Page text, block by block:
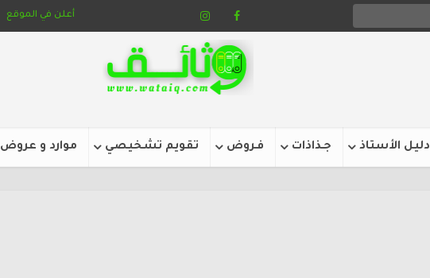
أعلن في الموقع
دليل الأستاذ جـذاذات فـروض تقويم تشخيصي موارد و عروض